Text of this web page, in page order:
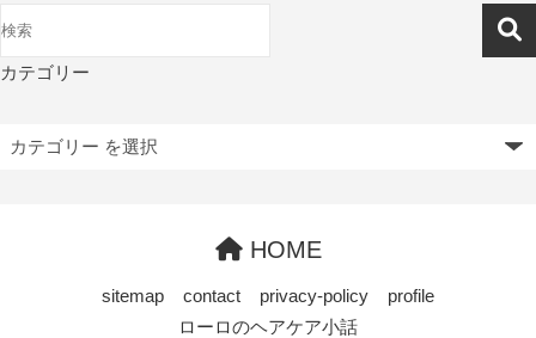
カテゴリー
HOME
sitemap contact privacy-policy
profile
ローロのヘアケア小話